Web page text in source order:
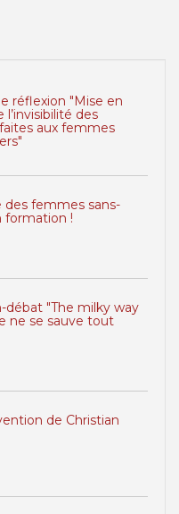
réflexion "Mise en
l’invisibilité des
aux femmes
des femmes sans-
formation !
débat "The milky way
ne se sauve tout
de Christian